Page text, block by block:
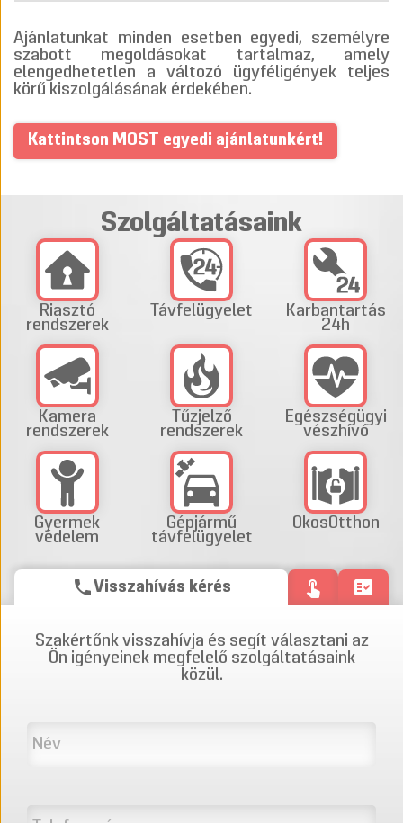
Ajánlatunkat minden esetben egyedi, személyre
szabott megoldásokat tartalmaz, amely
elengedhetetlen a változó ügyféligények teljes
körű kiszolgálásának érdekében.
Kattintson MOST egyedi ajánlatunkért!
Szolgáltatásaink
Riasztó
rendszerek
Távfelügyelet
Karbantartás
24h
Kamera
rendszerek
Tűzjelző
rendszerek
Egészségügyi
vészhívó
Gyermek
védelem
Gépjármű
távfelügyelet
OkosOtthon
phoneVisszahívás kérés touch_app fact_check
Szakértőnk visszahívja és segít választani az
Ön igényeinek megfelelő szolgáltatásaink
közül.